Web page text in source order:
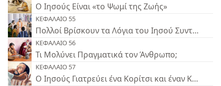
Ο Ιησούς Είναι «το Ψωμί της Ζωής»
ΚΕΦΑΛΑΙΟ 55
Πολλοί Βρίσκουν τα Λόγια του Ιησού
ΚΕΦΑΛΑΙΟ 56
Τι Μολύνει Πραγματικά τον Άνθρωπο;
ΚΕΦΑΛΑΙΟ 57
Ο Ιησούς Γιατρεύει ένα Κορίτσι και έναν Κουφό